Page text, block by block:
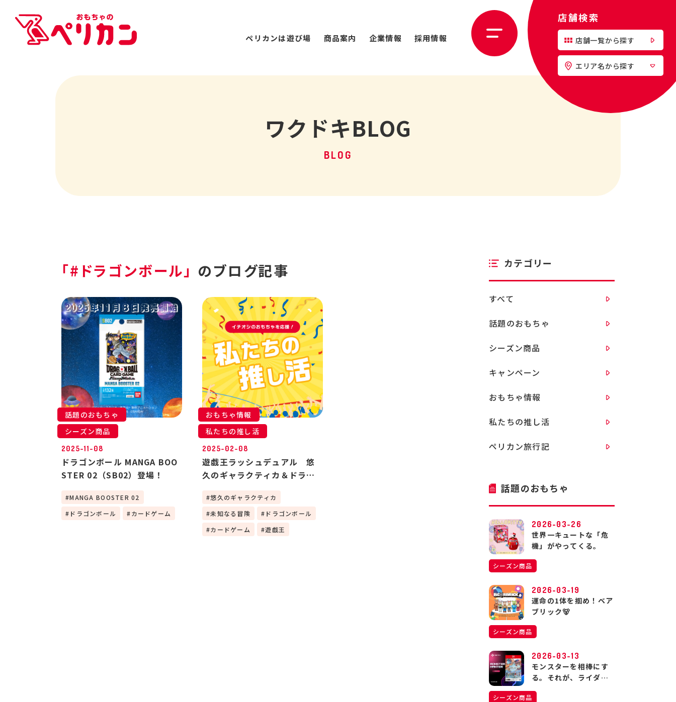
店舗検索
店舗一覧から探す
エリア名から探す
ペリカンは遊び場 商品案内 企業情報 採用情報
ワクドキBLOG
BLOG
「#ドラゴンボール」 のブログ記事
話題のおもちゃ
シーズン商品
2025-11-08
ドラゴンボール MANGA BOO
STER 02（SB02）登場！
MANGA BOOSTER 02
ドラゴンボール
カードゲーム
おもちゃ情報
私たちの推し活
2025-02-08
遊戯王ラッシュデュアル 悠
久のギャラクティカ＆ドラゴ
ンボールスーパーカードゲー
ム 未知なる冒険
悠久のギャラクティカ
未知なる冒険
ドラゴンボール
カードゲーム
遊戯王
カテゴリー
すべて
話題のおもちゃ
シーズン商品
キャンペーン
おもちゃ情報
私たちの推し活
ペリカン旅行記
話題のおもちゃ
2026-03-26
世界一キュートな「危
機」がやってくる。
シーズン商品
2026-03-19
運命の1体を掴め！ベア
ブリック🐻
シーズン商品
2026-03-13
モンスターを相棒にす
る。それが、ライダー
の生きる道。
シーズン商品